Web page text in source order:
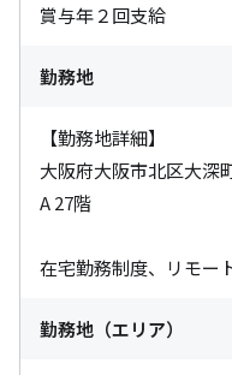
賞与年２回支給
勤務地
【勤務地詳細】
大阪府大阪市北区大深
A 27階
在宅勤務制度、リモー
勤務地（エリア）